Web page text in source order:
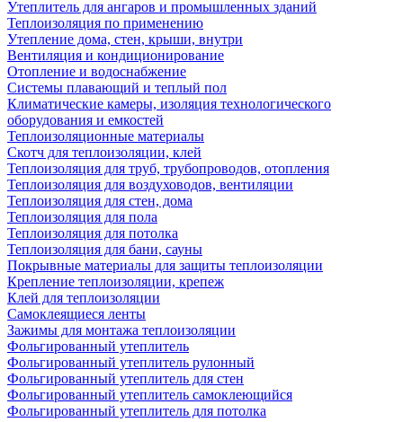
Утеплитель для ангаров и промышленных зданий
Теплоизоляция по применению
Утепление дома, стен, крыши, внутри
Вентиляция и кондиционирование
Отопление и водоснабжение
Системы плавающий и теплый пол
Климатические камеры, изоляция технологического
оборудования и емкостей
Теплоизоляционные материалы
Скотч для теплоизоляции, клей
Теплоизоляция для труб, трубопроводов, отопления
Теплоизоляция для воздуховодов, вентиляции
Теплоизоляция для стен, дома
Теплоизоляция для пола
Теплоизоляция для потолка
Теплоизоляция для бани, сауны
Покрывные материалы для защиты теплоизоляции
Крепление теплоизоляции, крепеж
Клей для теплоизоляции
Самоклеящиеся ленты
Зажимы для монтажа теплоизоляции
Фольгированный утеплитель
Фольгированный утеплитель рулонный
Фольгированный утеплитель для стен
Фольгированный утеплитель самоклеющийся
Фольгированный утеплитель для потолка